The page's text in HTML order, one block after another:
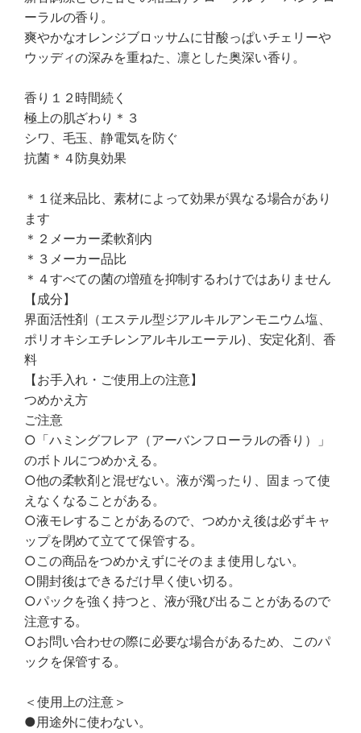
ーラルの香り。
爽やかなオレンジブロッサムに甘酸っぱいチェリーや
ウッディの深みを重ねた、凛とした奥深い香り。
香り１２時間続く
極上の肌ざわり＊３
シワ、毛玉、静電気を防ぐ
抗菌＊４防臭効果
＊１従来品比、素材によって効果が異なる場合があり
ます
＊２メーカー柔軟剤内
＊３メーカー品比
＊４すべての菌の増殖を抑制するわけではありません
【成分】
界面活性剤（エステル型ジアルキルアンモニウム塩、
ポリオキシエチレンアルキルエーテル)、安定化剤、香
料
【お手入れ・ご使用上の注意】
つめかえ方
ご注意
○「ハミングフレア（アーバンフローラルの香り）」
のボトルにつめかえる。
○他の柔軟剤と混ぜない。液が濁ったり、固まって使
えなくなることがある。
○液モレすることがあるので、つめかえ後は必ずキャ
ップを閉めて立てて保管する。
○この商品をつめかえずにそのまま使用しない。
○開封後はできるだけ早く使い切る。
○パックを強く持つと、液が飛び出ることがあるので
注意する。
○お問い合わせの際に必要な場合があるため、このパ
ックを保管する。
＜使用上の注意＞
●用途外に使わない。